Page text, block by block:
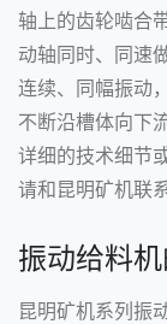
轴上的齿轮啮合
动轴同时、同速
连续、同幅振动
不断沿槽体向下
详细的技术细节
请和昆明矿机联系
振动给料机
昆明矿机系列振